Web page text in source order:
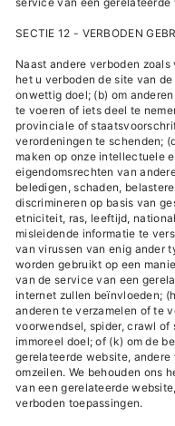
SECTIE 12 - VERBODEN
Naast andere verboden
het u verboden de site van
onwettig doel; (b) om
te voeren of iets deel te
provinciale of
verordeningen te schenden;
maken op onze intellectuele
eigendomsrechten van
beledigen, schaden,
discrimineren op basis van
etniciteit, ras, leeftijd,
misleidende informatie te
van virussen van enig ander
worden gebruikt op een
van de service van een
internet zullen beïnvloeden;
anderen te verzamelen of te
voorwendsel, spider, crawl
immoreel doel; of (k) om de
gerelateerde website,
omzeilen. We behouden ons
van een gerelateerde
verboden toepassingen.